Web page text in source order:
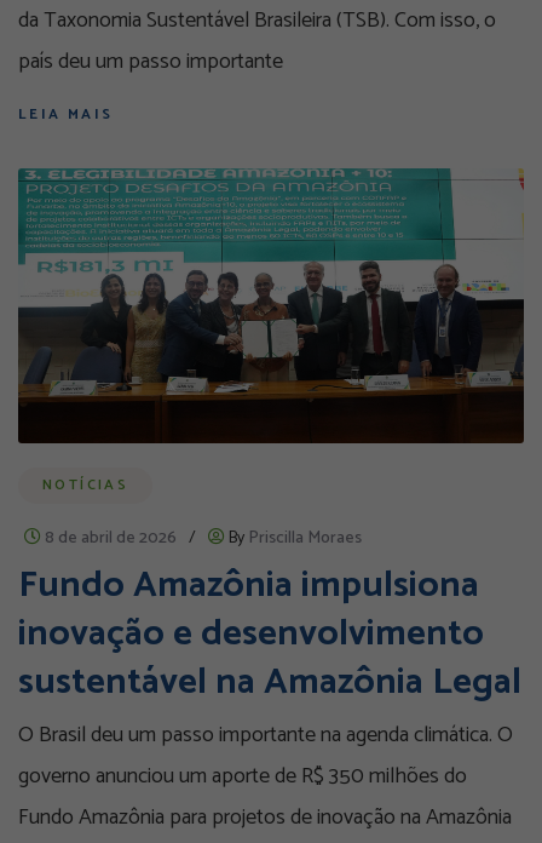
da Taxonomia Sustentável Brasileira (TSB). Com isso, o
país deu um passo importante
LEIA MAIS
NOTÍCIAS
8 de abril de 2026 / By Priscilla Moraes
Fundo Amazônia impulsiona
inovação e desenvolvimento
sustentável na Amazônia Legal
O Brasil deu um passo importante na agenda climática. O
governo anunciou um aporte de R$ 350 milhões do
Fundo Amazônia para projetos de inovação na Amazônia